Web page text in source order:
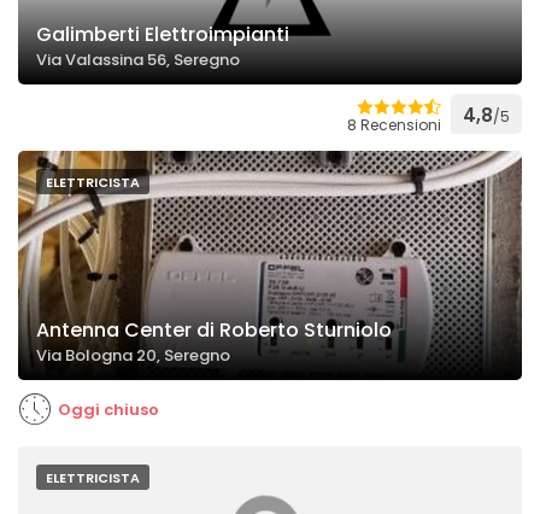
Galimberti Elettroimpianti
Via Valassina 56, Seregno
8 Recensioni 4,8/5
ELETTRICISTA
Antenna Center di Roberto Sturniolo
Via Bologna 20, Seregno
Oggi chiuso
ELETTRICISTA